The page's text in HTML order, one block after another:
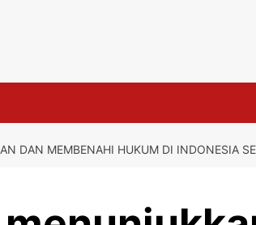
DAN MEMBENAHI HUKUM DI INDONESIA